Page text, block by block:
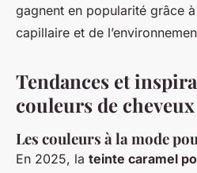
gagnent en popularité grâce
capillaire et de
Tendances et
couleurs de cheveux
Les couleurs à la mode
En 2025, la teinte caramel